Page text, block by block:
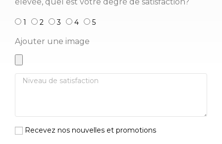
1 2 3 4 5
Ajouter une image
Recevez nos nouvelles et promotions